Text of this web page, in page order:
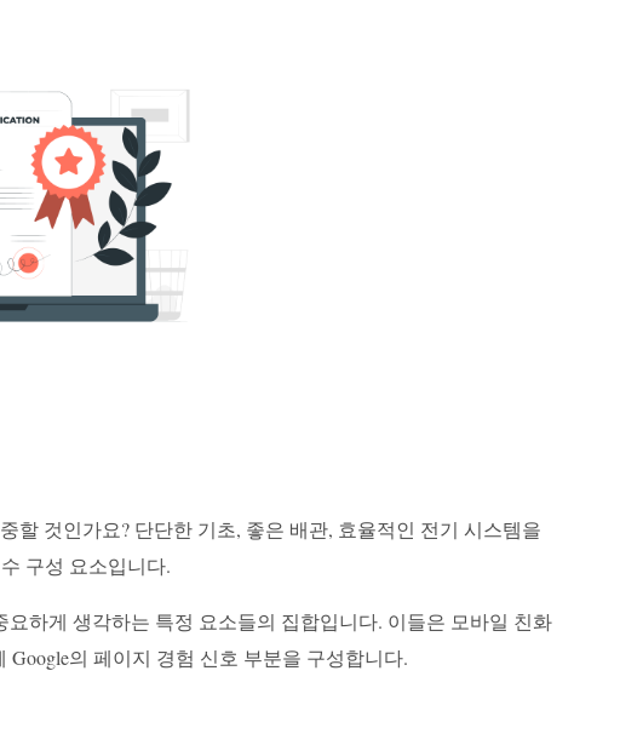
할 것인가요? 단단한 기초, 좋은 배관, 효율적인 전기 시스템을
구성 요소입니다.
요하게 생각하는 특정 요소들의 집합입니다. 이들은 모바일 친화
의 페이지 경험 신호 부분을 구성합니다.